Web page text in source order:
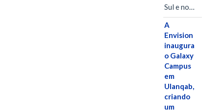
Sul e no…
A
Envision
inaugura
o Galaxy
Campus
em
Ulanqab,
criando
um